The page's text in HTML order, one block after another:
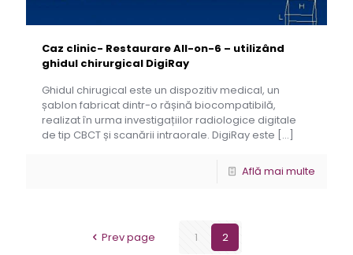
Caz clinic- Restaurare All-on-6 – utilizând
ghidul chirurgical DigiRay
Ghidul chirugical este un dispozitiv medical, un
șablon fabricat dintr-o rășină biocompatibilă,
realizat în urma investigațiilor radiologice digitale
de tip CBCT și scanării intraorale. DigiRay este […]
Află mai multe
Prev page 1 2